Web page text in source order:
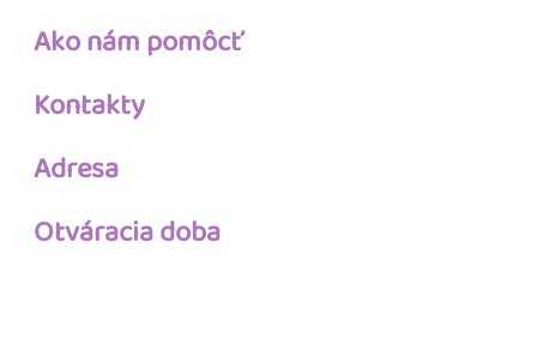
Ako nám pomôcť
Kontakty
Adresa
Otváracia doba